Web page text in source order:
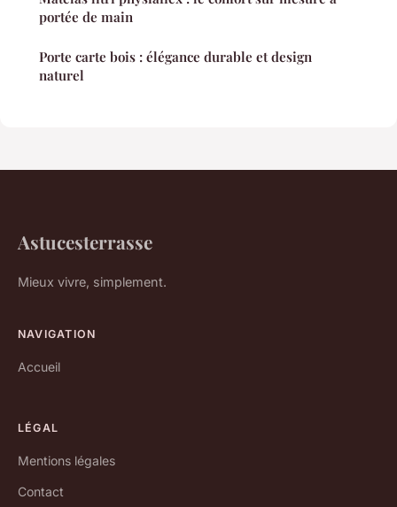
portée de main
Porte carte bois : élégance durable et design
naturel
Astucesterrasse
Mieux vivre, simplement.
NAVIGATION
Accueil
LÉGAL
Mentions légales
Contact